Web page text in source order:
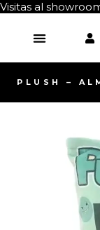
Visitas al
PLUSH –